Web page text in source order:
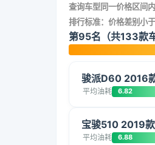
查询车型同一价格区间
排行标准：价格差别小
第95名（共133款车
骏派D60 2016
平均油耗 6.82
宝骏510 2019
平均油耗 6.88